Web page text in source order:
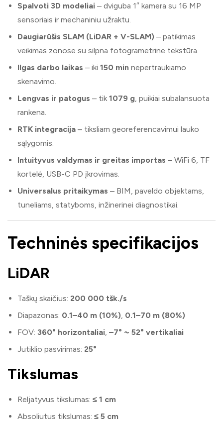
Spalvoti 3D modeliai – dviguba 1″ kamera su 16 MP
sensoriais ir mechaniniu užraktu.
Daugiarūšis SLAM (LiDAR + V-SLAM) – patikimas
veikimas zonose su silpna fotogrametrine tekstūra.
Ilgas darbo laikas – iki 150 min nepertraukiamo
skenavimo.
Lengvas ir patogus – tik 1079 g, puikiai subalansuota
rankena.
RTK integracija – tiksliam georeferencavimui lauko
sąlygomis.
Intuityvus valdymas ir greitas importas – WiFi 6, TF
kortelė, USB-C PD įkrovimas.
Universalus pritaikymas – BIM, paveldo objektams,
tuneliams, statyboms, inžinerinei diagnostikai.
Techninės specifikacijos
LiDAR
Taškų skaičius: 200 000 tšk./s
Diapazonas: 0.1–40 m (10%), 0.1–70 m (80%)
FOV: 360° horizontaliai, –7° ~ 52° vertikaliai
Jutiklio pasvirimas: 25°
Tikslumas
Reljatyvus tikslumas: ≤ 1 cm
Absoliutus tikslumas: ≤ 5 cm